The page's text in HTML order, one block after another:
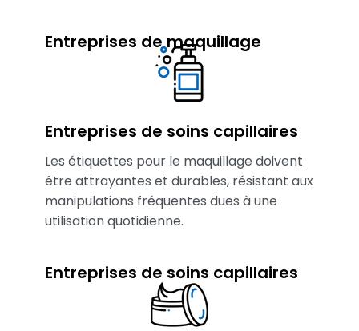
Entreprises de maquillage
Entreprises de soins capillaires
Les étiquettes pour le maquillage doivent
être attrayantes et durables, résistant aux
manipulations fréquentes dues à une
utilisation quotidienne.
Entreprises de soins capillaires